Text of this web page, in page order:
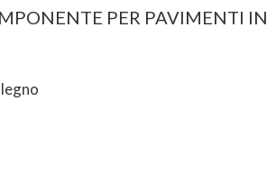
PER PAVIMENTI IN